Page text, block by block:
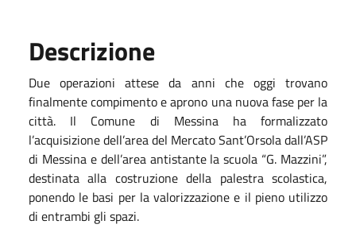
Descrizione
Due operazioni attese da anni che oggi trovano
finalmente compimento e aprono una nuova fase per la
città. Il Comune di Messina ha formalizzato
l’acquisizione dell’area del Mercato Sant’Orsola dall’ASP
di Messina e dell’area antistante la scuola “G. Mazzini”,
destinata alla costruzione della palestra scolastica,
ponendo le basi per la valorizzazione e il pieno utilizzo
di entrambi gli spazi.